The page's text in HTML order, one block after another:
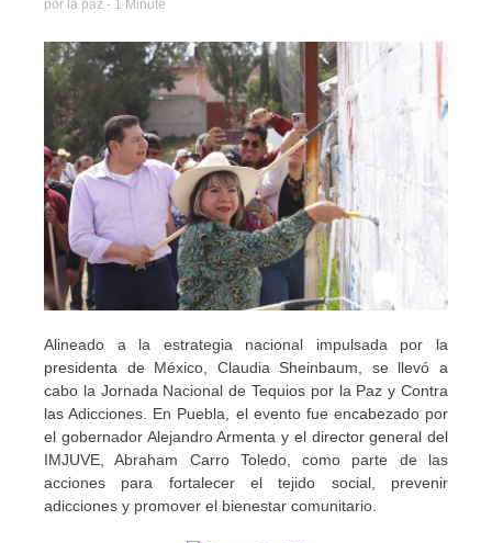
por la paz - 1 Minute
Alineado a la estrategia nacional impulsada por la
presidenta de México, Claudia Sheinbaum, se llevó a
cabo la Jornada Nacional de Tequios por la Paz y Contra
las Adicciones. En Puebla, el evento fue encabezado por
el gobernador Alejandro Armenta y el director general del
IMJUVE, Abraham Carro Toledo, como parte de las
acciones para fortalecer el tejido social, prevenir
adicciones y promover el bienestar comunitario.